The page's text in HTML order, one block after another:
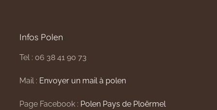
Infos Polen
Tel : 06 38 41 90 73
Mail : Envoyer un mail à polen
Page Facebook : Polen Pays de Ploërmel